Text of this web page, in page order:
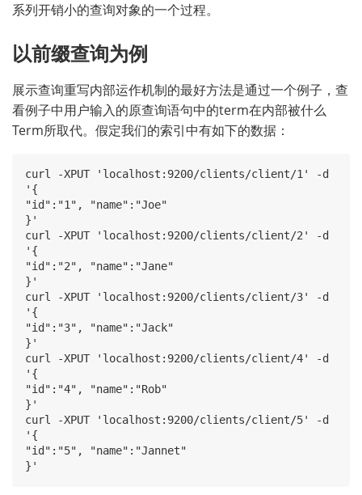
系列开销小的查询对象的一个过程。
以前缀查询为例
展示查询重写内部运作机制的最好方法是通过一个例子，查
看例子中用户输入的原查询语句中的term在内部被什么
Term所取代。假定我们的索引中有如下的数据：
curl -XPUT 'localhost:9200/clients/client/1' -d
'{
"id":"1", "name":"Joe"
}'
curl -XPUT 'localhost:9200/clients/client/2' -d
'{
"id":"2", "name":"Jane"
}'
curl -XPUT 'localhost:9200/clients/client/3' -d
'{
"id":"3", "name":"Jack"
}'
curl -XPUT 'localhost:9200/clients/client/4' -d
'{
"id":"4", "name":"Rob"
}'
curl -XPUT 'localhost:9200/clients/client/5' -d
'{
"id":"5", "name":"Jannet"